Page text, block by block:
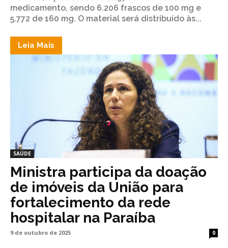
medicamento, sendo 6.206 frascos de 100 mg e
5.772 de 160 mg. O material será distribuído às...
Leia Mais
SAÚDE
Ministra participa da doação
de imóveis da União para
fortalecimento da rede
hospitalar na Paraíba
9 de outubro de 2025 0